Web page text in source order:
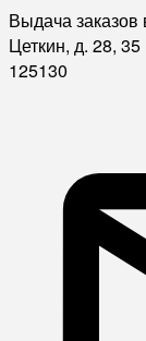
Выдача
Цеткин, д. 28,
125130